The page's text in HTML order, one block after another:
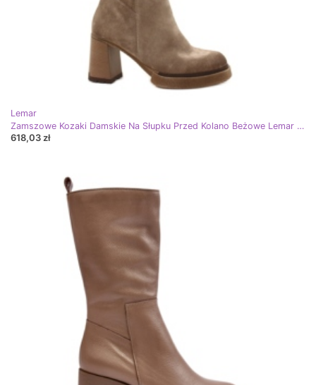
Lemar
Zamszowe Kozaki Damskie Na Słupku Przed Kolano Beżowe Lemar Ceraxa beżowy
618,03 zł